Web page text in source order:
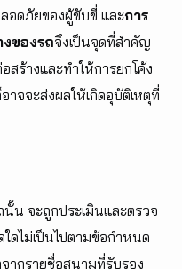
อดภัยของผู้ขับขี่ และการ
ของรถจึงเป็นจุดที่สำคัญ
ร้างและทำให้การยกโค้ง
าจจะส่งผลให้เกิดอุบัติเหตุที่
น จะถูกประเมินและตรวจ
ดไม่เป็นไปตามข้อกำหนด
ากรายชื่อสนามที่รับรอง